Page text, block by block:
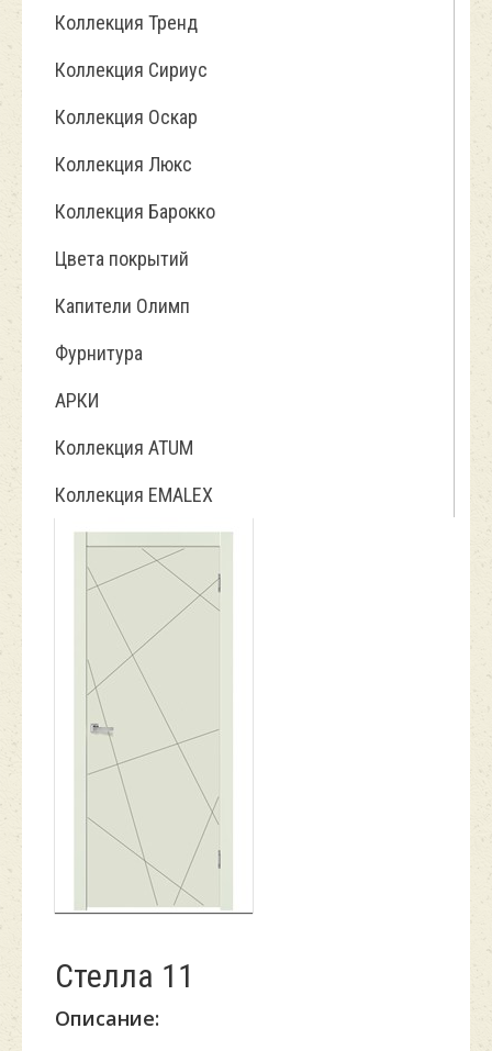
Коллекция Тренд
Коллекция Сириус
Коллекция Оскар
Коллекция Люкс
Коллекция Барокко
Цвета покрытий
Капители Олимп
Фурнитура
АРКИ
Коллекция ATUM
Коллекция EMALEX
Стелла 11
Описание: